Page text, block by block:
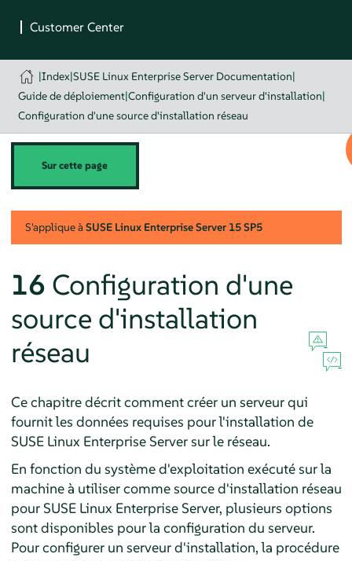
|Index|SUSE Linux Enterprise Server Documentation|
Guide de déploiement|Configuration d'un serveur d'installation|
Configuration d'une source d'installation réseau
Sur cette page
S'applique àSUSE Linux Enterprise Server 15 SP5
16 Configuration d'une
source d'installation
réseau
Ce chapitre décrit comment créer un serveur qui
fournit les données requises pour l'installation de
SUSE Linux Enterprise Serversur le réseau.
En fonction du système d'exploitation exécuté sur la
machine à utiliser comme source d'installation réseau
pour SUSE Linux Enterprise Server, plusieurs options
sont disponibles pour la configuration du serveur.
Pour configurer un serveur d'installation, la procédure